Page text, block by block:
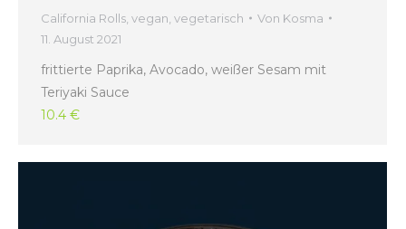
California Rolls vegan vegetarisch Von Kosma
11. August 2021
frittierte Paprika, Avocado, weißer Sesam mit
Teriyaki Sauce
10.4 €